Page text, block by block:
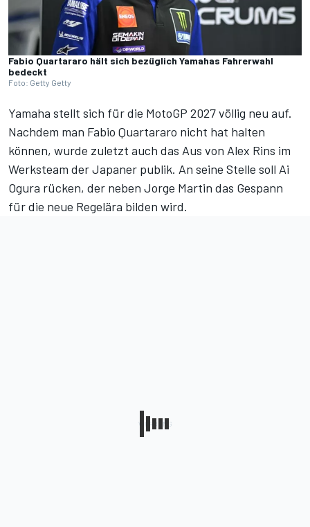
Fabio Quartararo hält sich bezüglich Yamahas Fahrerwahl
bedeckt
Foto: Getty Getty
Yamaha stellt sich für die MotoGP 2027 völlig neu auf.
Nachdem man Fabio Quartararo nicht hat halten
können, wurde zuletzt auch das Aus von Alex Rins im
Werksteam der Japaner publik. An seine Stelle soll Ai
Ogura rücken, der neben Jorge Martin das Gespann
für die neue Regelära bilden wird.